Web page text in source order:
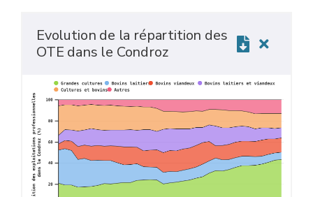
Evolution de la répartition des
OTE dans le Condroz